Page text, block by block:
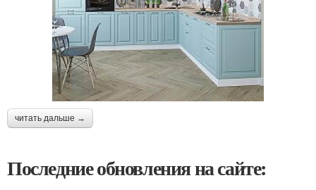
читать дальше →
Последние обновления на сайте: